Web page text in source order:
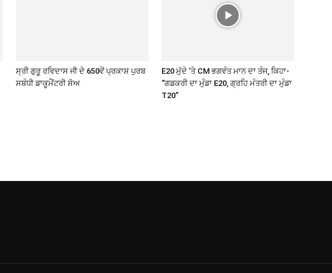
ਸ੍ਰੀ ਗੁਰੂ ਰਵਿਦਾਸ ਜੀ ਦੇ 650ਵੇਂ ਪ੍ਰਕਾਸ਼ ਪੁਰਬ
ਸਬੰਧੀ ਡਾਕੂਮੈਂਟਰੀ ਸ਼ੋਅ
E20 ਮੁੱਦੇ ’ਤੇ CM ਭਗਵੰਤ ਮਾਨ ਦਾ ਤੰਜ, ਕਿਹਾ-
“ਗਡਕਰੀ ਦਾ ਮੁੰਡਾ E20, ਗ੍ਰਹਿ ਮੰਤਰੀ ਦਾ ਮੁੰਡਾ
T20”